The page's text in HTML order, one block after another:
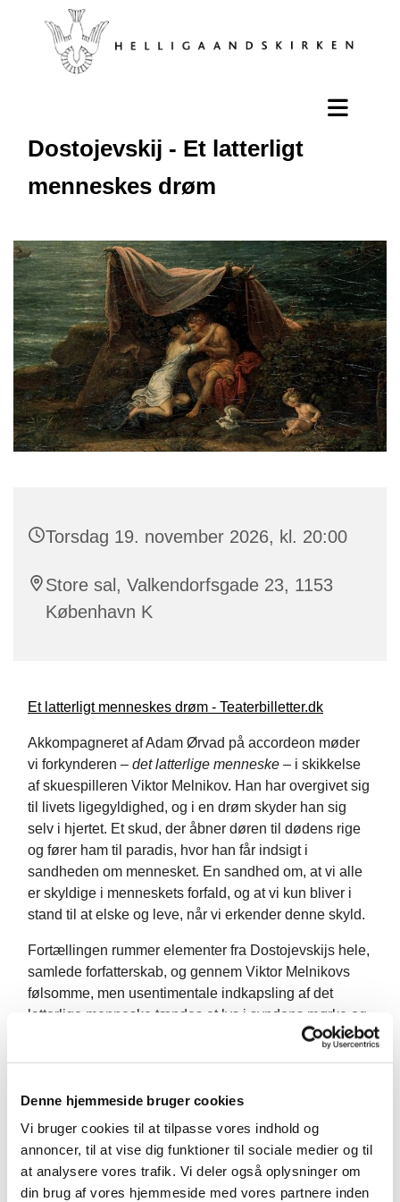
Denne hjemmeside bruger cookies
Vi bruger cookies til at tilpasse vores indhold og
annoncer, til at vise dig funktioner til sociale medier og til
at analysere vores trafik. Vi deler også oplysninger om
din brug af vores hjemmeside med vores partnere inden
Dostojevskij - Et latterligt
menneskes drøm
Torsdag 19. november 2026, kl. 20:00
Store sal, Valkendorfsgade 23, 1153
København K
Et latterligt menneskes drøm - Teaterbilletter.dk
Akkompagneret af Adam Ørvad på accordeon møder
vi forkynderen – det latterlige menneske – i skikkelse
af skuespilleren Viktor Melnikov. Han har overgivet sig
til livets ligegyldighed, og i en drøm skyder han sig
selv i hjertet. Et skud, der åbner døren til dødens rige
og fører ham til paradis, hvor han får indsigt i
sandheden om mennesket. En sandhed om, at vi alle
er skyldige i menneskets forfald, og at vi kun bliver i
stand til at elske og leve, når vi erkender denne skyld.
Fortællingen rummer elementer fra Dostojevskijs hele,
samlede forfatterskab, og gennem Viktor Melnikovs
følsomme, men usentimentale indkapsling af det
latterlige menneske tændes et lys i syndens mørke og
giver os håb om, at livet kan og skal leves – både
Forestillingen Et latterligt menneskes drøm
(1944-2017), der har bidraget til den stærkt autentiske
russiske stemning, i en scenografi af den herboende
billedhugger Sergei Boguslavsky. Musikken er